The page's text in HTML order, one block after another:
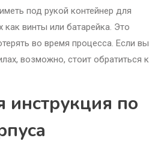
под рукой контейнер для
как винты или батарейка. Это
во время процесса. Если вы
возможно, стоит обратиться к
инструкция по